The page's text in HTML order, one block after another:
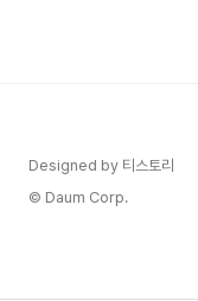
위기를 대비해야 하는가?
Designed by 티스토리
© Daum Corp.